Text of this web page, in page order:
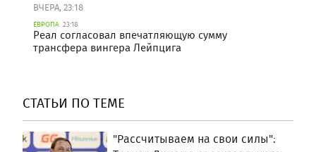
ВЧЕРА, 23:18
ЕВРОПА 23:18
Реал согласовал впечатляющую сумму
трансфера вингера Лейпцига
СТАТЬИ ПО ТЕМЕ
"Рассчитываем на свои силы":